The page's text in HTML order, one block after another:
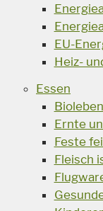
EU-
Heiz-
Essen
Ernte
Feste
Fleisch